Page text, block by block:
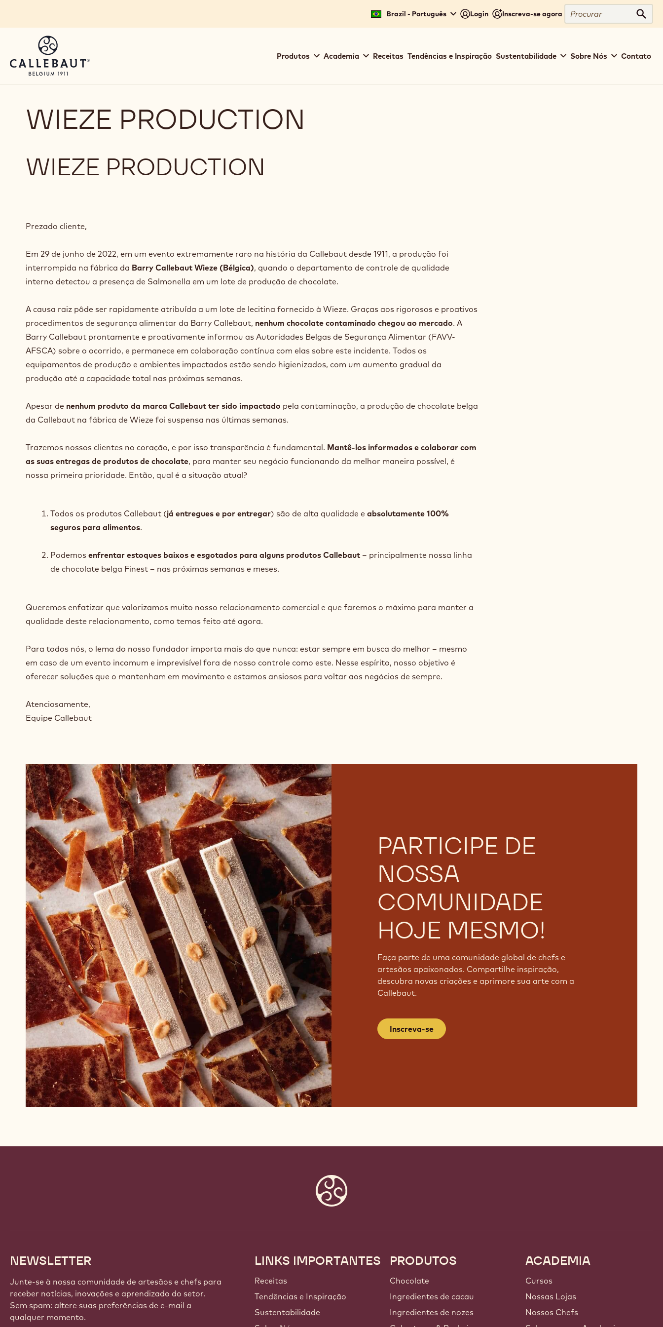
Brazil - Português Login Inscreva-se agora
Procurar
navigation
Produtos Academia Receitas Tendências e Inspiração Sustentabilidade Sobre Nós Contato
WIEZE PRODUCTION
WIEZE PRODUCTION
Prezado cliente,
Em 29 de junho de 2022, em um evento extremamente raro na história da Callebaut desde 1911, a produção foi
interrompida na fábrica da Barry Callebaut Wieze (Bélgica), quando o departamento de controle de qualidade
interno detectou a presença de Salmonella em um lote de produção de chocolate.
A causa raiz pôde ser rapidamente atribuída a um lote de lecitina fornecido à Wieze. Graças aos rigorosos e proativos
procedimentos de segurança alimentar da Barry Callebaut, nenhum chocolate contaminado chegou ao mercado. A
Barry Callebaut prontamente e proativamente informou as Autoridades Belgas de Segurança Alimentar (FAVV-
AFSCA) sobre o ocorrido, e permanece em colaboração contínua com elas sobre este incidente. Todos os
equipamentos de produção e ambientes impactados estão sendo higienizados, com um aumento gradual da
produção até a capacidade total nas próximas semanas.
Apesar de nenhum produto da marca Callebaut ter sido impactado pela contaminação, a produção de chocolate belga
da Callebaut na fábrica de Wieze foi suspensa nas últimas semanas.
Trazemos nossos clientes no coração, e por isso transparência é fundamental. Mantê-los informados e colaborar com
as suas entregas de produtos de chocolate, para manter seu negócio funcionando da melhor maneira possível, é
nossa primeira prioridade. Então, qual é a situação atual?
Todos os produtos Callebaut (já entregues e por entregar) são de alta qualidade e absolutamente 100%
seguros para alimentos.
Podemos enfrentar estoques baixos e esgotados para alguns produtos Callebaut – principalmente nossa linha
de chocolate belga Finest – nas próximas semanas e meses.
Queremos enfatizar que valorizamos muito nosso relacionamento comercial e que faremos o máximo para manter a
qualidade deste relacionamento, como temos feito até agora.
Para todos nós, o lema do nosso fundador importa mais do que nunca: estar sempre em busca do melhor – mesmo
em caso de um evento incomum e imprevisível fora de nosso controle como este. Nesse espírito, nosso objetivo é
oferecer soluções que o mantenham em movimento e estamos ansiosos para voltar aos negócios de sempre.
Atenciosamente,
Equipe Callebaut
PARTICIPE DE
NOSSA
COMUNIDADE
HOJE MESMO!
Faça parte de uma comunidade global de chefs e
artesãos apaixonados. Compartilhe inspiração,
descubra novas criações e aprimore sua arte com a
Callebaut.
Inscreva-se
NEWSLETTER
Junte-se à nossa comunidade de artesãos e chefs para
receber notícias, inovações e aprendizado do setor.
Sem spam: altere suas preferências de e-mail a
qualquer momento.
Footer
Callebaut
LINKS IMPORTANTES
Receitas
Tendências e Inspiração
Sustentabilidade
PRODUTOS
Chocolate
Ingredientes de cacau
Ingredientes de nozes
ACADEMIA
Cursos
Nossas Lojas
Nossos Chefs